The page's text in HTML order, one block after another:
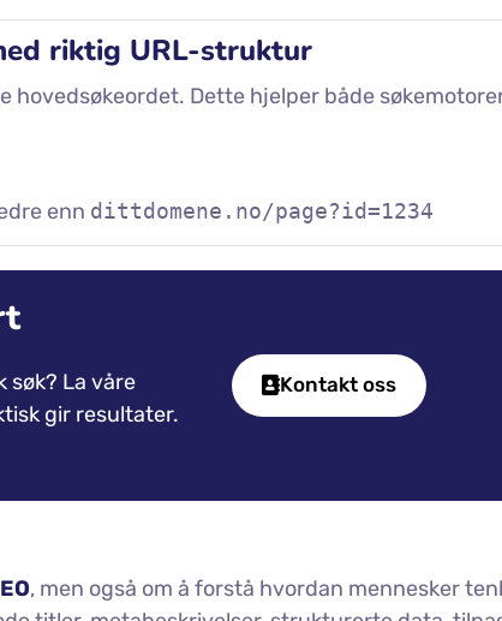
riktig URL-struktur
Dette hjelper både
enn dittdomene.no/page?id=1234
søk? La våre
gir resultater.
Kontakt oss
, men også om å forstå hvordan mennesker